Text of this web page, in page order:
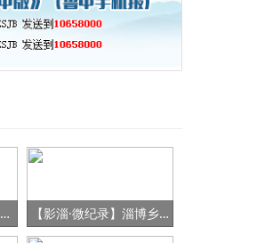
龙泉铁壶传承人戚平川的“守艺”之路 【影淄·微纪录】淄博乡村女书记的“变形记”